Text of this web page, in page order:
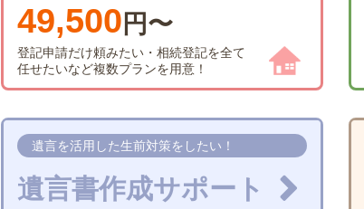
49,500 円〜
登記申請だけ頼みたい・相続登記を全て
任せたいなど複数プランを用意！
遺言を活用した生前対策をしたい！
遺言書作成サポート